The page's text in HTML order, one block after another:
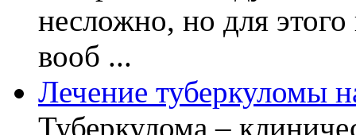
несложно, но для
вооб ...
Лечение туберкуломы
Туберкулома –